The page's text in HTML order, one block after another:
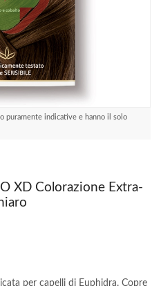
puramente indicative e hanno il solo
XD Colorazione Extra-
per capelli di Euphidra. Copre